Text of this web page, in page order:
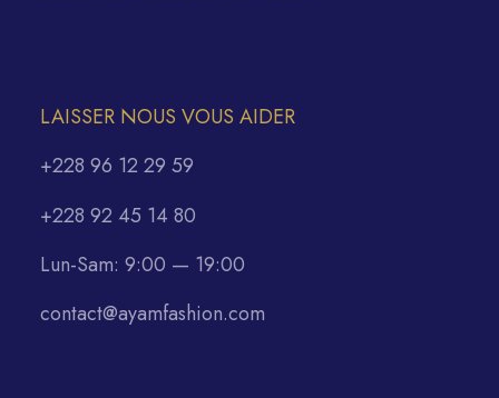
LAISSER NOUS VOUS AIDER
+228 96 12 29 59
+228 92 45 14 80
Lun-Sam: 9:00 — 19:00
contact@ayamfashion.com